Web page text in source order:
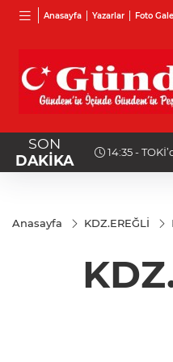
Anasayfa Yazarlar Foto
SON
DAKİKA
14:15 -
Anasayfa KDZ.EREĞLİ